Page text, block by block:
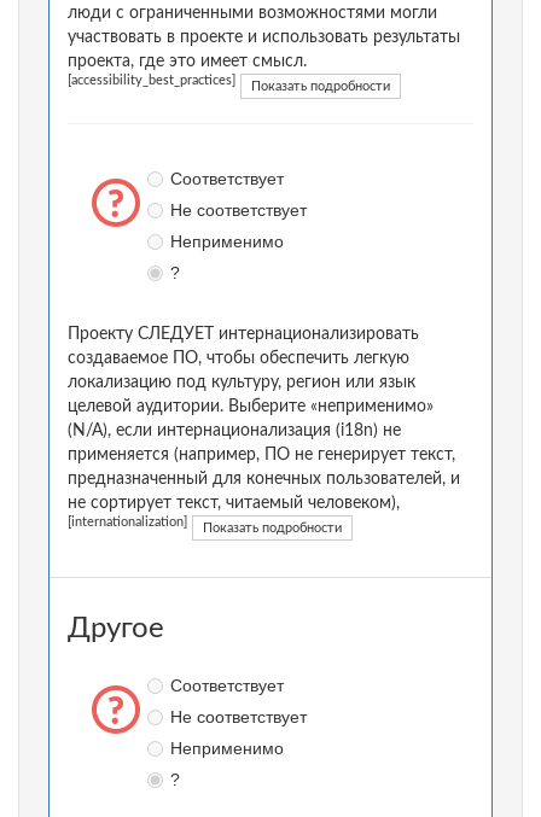
люди с ограниченными возможностями могли
участвовать в проекте и использовать результаты
проекта, где это имеет смысл.
[accessibility_best_practices] Показать подробности
Соответствует
Не соответствует
Неприменимо
?
Проекту СЛЕДУЕТ интернационализировать
создаваемое ПО, чтобы обеспечить легкую
локализацию под культуру, регион или язык
целевой аудитории. Выберите «неприменимо»
(N/A), если интернационализация (i18n) не
применяется (например, ПО не генерирует текст,
предназначенный для конечных пользователей, и
не сортирует текст, читаемый человеком),
[internationalization] Показать подробности
Другое
Соответствует
Не соответствует
Неприменимо
?